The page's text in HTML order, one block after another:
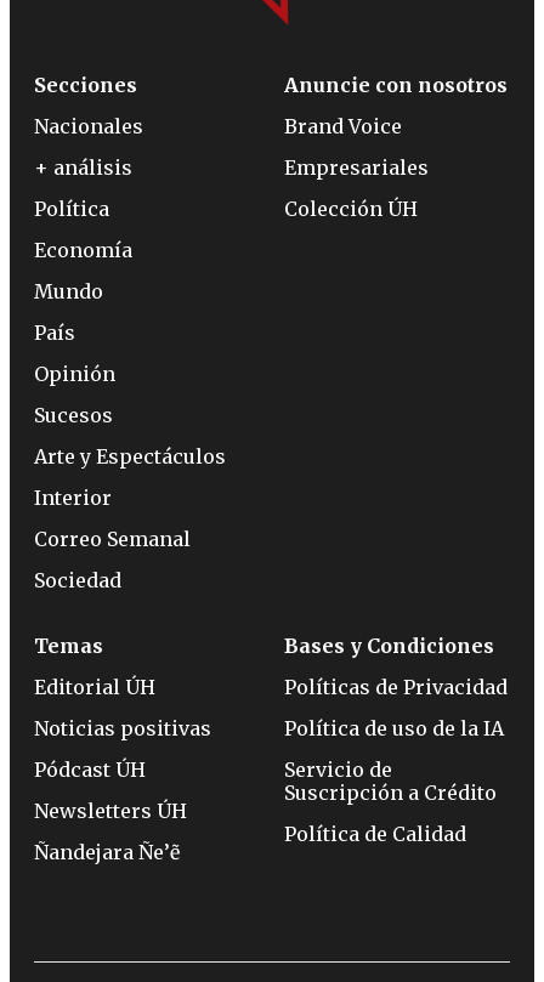
Secciones
Nacionales
+ análisis
Política
Economía
Mundo
País
Opinión
Sucesos
Arte y Espectáculos
Interior
Correo Semanal
Sociedad
Anuncie con nosotros
Brand Voice
Empresariales
Colección ÚH
Temas
Editorial ÚH
Noticias positivas
Pódcast ÚH
Newsletters ÚH
Ñandejara Ñe’ẽ
Bases y Condiciones
Políticas de Privacidad
Política de uso de la IA
Servicio de
Suscripción a Crédito
Política de Calidad